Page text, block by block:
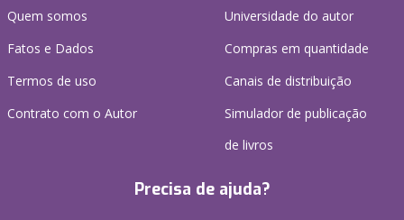
Quem somos
Fatos e Dados
Termos de uso
Contrato com o Autor
Universidade do autor
Compras em quantidade
Canais de distribuição
Simulador de publicação
de livros
Precisa de ajuda?